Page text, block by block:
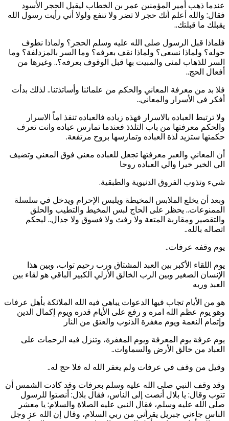
عندما ذهب أمير المؤمنين عمر بن الخطاب ليقبل الحجر الأسود
فقال: والله أعلم أنك حجر لا تضر ولا تنفع ولولا أني رأيت رسول الله
يقبلك ما قبلتك..
فلماذا قبل الرسول صلى الله عليه وسلم الحجر؟ ولماذا نطوف
حوله؟ ولماذا نسعى؟ ولماذا نقف بعرفه؟ وما السر بالمزدلفة؟ وما
السر للذهاب لمنى والمبيت بها قبل الوقوف بعرفه؟.. وغيرها من
أفعال الحج..
فلا بد من معرفة المعاني والحكم من علمائنا وأساتذتنا.. لذلك بدأت
أفكر في الأسرار والمعاني..
ولا ترتبط العباده بالاسرار فهذه زياده فالعباده تنفذ اماً الاسرار
والحكم معرفتها من باب التلذذ فعندما تمارس عباده وانت تعرف
حكمتها ستزيد لذة العباده وتمارسها بروح مرتفعة.
أن المعاني والعبر معرفتها تجعل للعباده معني فوق المعني وتضيف
الي الخير خيرا والي العباده روحا
شيء وتذوب الفروق الدنيوية والطبقية.
وبعد أن يخلع الملابس المخيطة ويلبس الإحرام ويدخل في سلسلة
الممنوعات.. يحظر على الحاج لبس المخيط والتطيب والحلق
والتقصير ومقاربة المتعة ولا رفث ولا فسوق ولا جدال.. ليحكم
اتصاله بالله..
يوم وقفه عرفات..
يوم اللقاء الأكبر بين العبد المشتاق ورب رحيم تواب، وبين هذا
الإنسان الصغير وبين الرب الخالق الأزلي الكبير الباقي هو لقاء بين
العبد وربه
هو من الأيام تجاب فيها الدعوات يباهي فيه الله الملائكة بأهل عرفات
وهو يوم عظم الله امره و رفع على الأيام قدره ويوم إكمال الدين
وإتمام النعمة ويوم مغفرة الذنوب والعتق من النار
يوم عرفة يوم المعرفة ويوم المغفرة، وتنزل فيه الرحمات على
العباد من خالق الأرض والسماوات..
وقيل من وقف في عرفات ولم يغفر الله له فلا حج له..
وقد وقف النبي صلى الله عليه وسلم بعرفات وقد كادت الشمس أن
تتوب وقال: يا بلال أنصت إلى الناس، فقال بلال: أنصتوا للرسول
صلى الله عليه وسلم، فقال النبي عليه الصلاة والسلام: يا معشر
الناس جاءني جبريل يقرأني من ربي السلام، وقال إن الله عز وجل